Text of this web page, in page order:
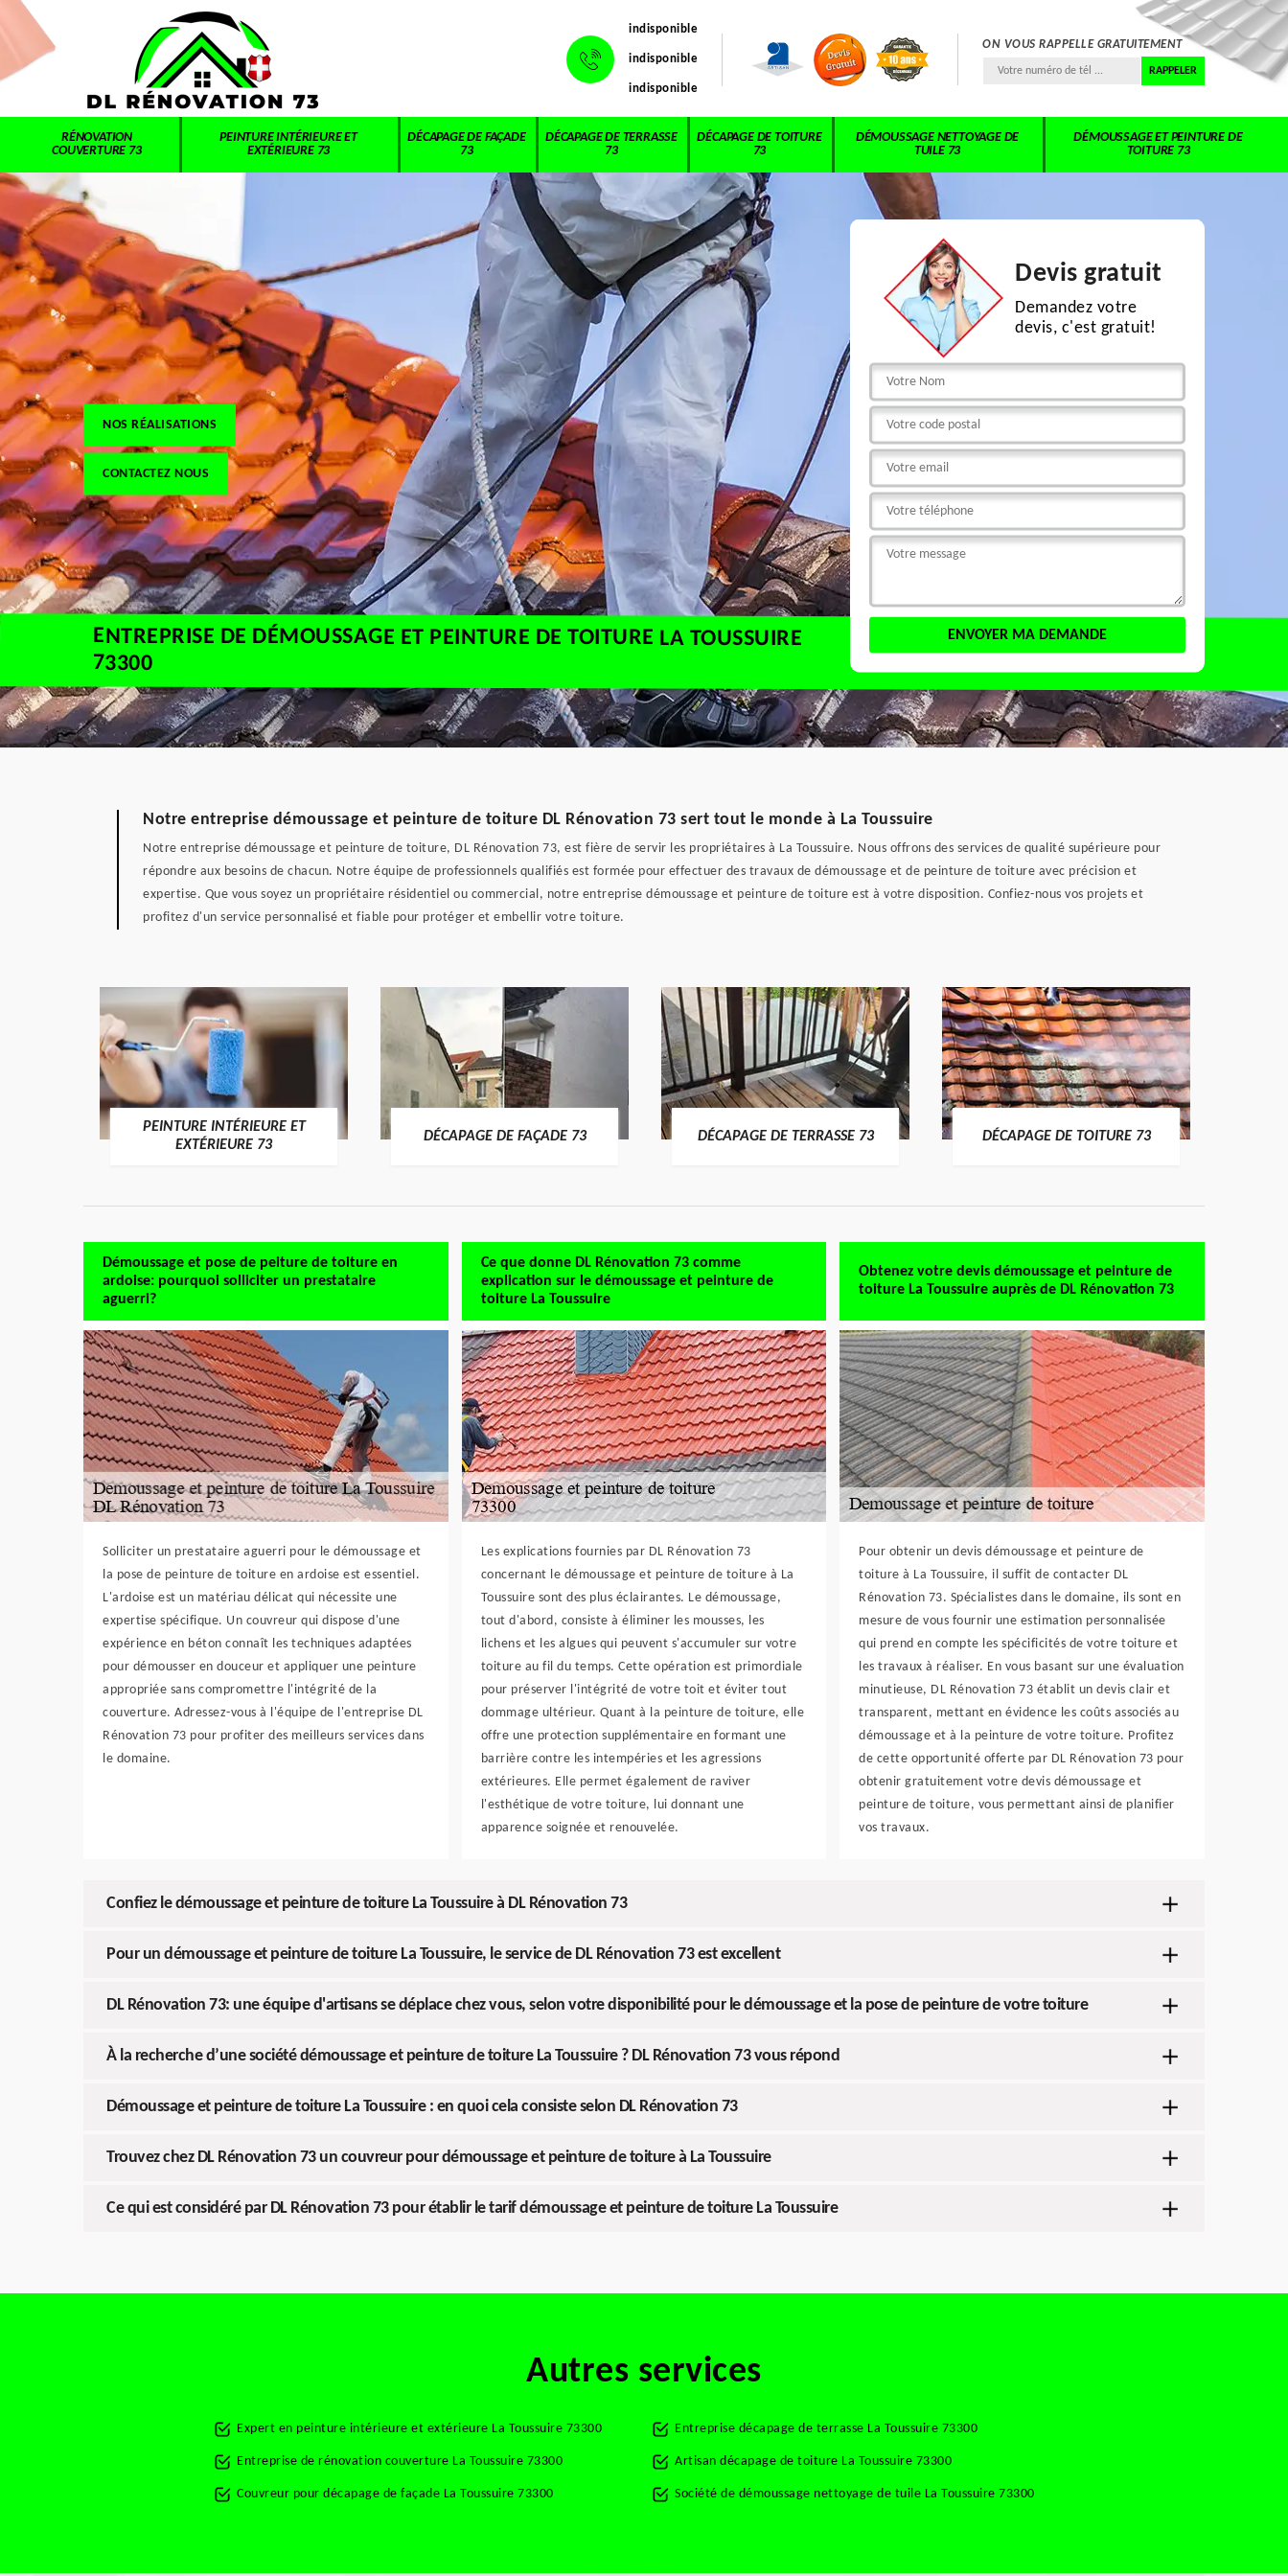
indisponible
indisponible
indisponible
ON VOUS RAPPELLE GRATUITEMENT
RÉNOVATION
COUVERTURE 73
PEINTURE INTÉRIEURE ET
EXTÉRIEURE 73
DÉCAPAGE DE FAÇADE
73
DÉCAPAGE DE TERRASSE
73
DÉCAPAGE DE TOITURE
73
DÉMOUSSAGE NETTOYAGE DE
TUILE 73
DÉMOUSSAGE ET PEINTURE DE
TOITURE 73
NOS RÉALISATIONS
CONTACTEZ NOUS
Devis gratuit
Demandez votre
devis, c'est gratuit!
ENTREPRISE DE DÉMOUSSAGE ET PEINTURE DE TOITURE LA TOUSSUIRE
73300
Notre entreprise démoussage et peinture de toiture DL Rénovation 73 sert tout le monde à La Toussuire
Notre entreprise démoussage et peinture de toiture, DL Rénovation 73, est fière de servir les propriétaires à La Toussuire. Nous offrons des services de qualité supérieure pour
répondre aux besoins de chacun. Notre équipe de professionnels qualifiés est formée pour effectuer des travaux de démoussage et de peinture de toiture avec précision et
expertise. Que vous soyez un propriétaire résidentiel ou commercial, notre entreprise démoussage et peinture de toiture est à votre disposition. Confiez-nous vos projets et
profitez d'un service personnalisé et fiable pour protéger et embellir votre toiture.
PEINTURE INTÉRIEURE ET
EXTÉRIEURE 73
DÉCAPAGE DE FAÇADE 73 DÉCAPAGE DE TERRASSE 73 DÉCAPAGE DE TOITURE 73
Démoussage et pose de peiture de toiture en
ardoise: pourquoi solliciter un prestataire
aguerri?
Solliciter un prestataire aguerri pour le démoussage et
la pose de peinture de toiture en ardoise est essentiel.
L'ardoise est un matériau délicat qui nécessite une
expertise spécifique. Un couvreur qui dispose d'une
expérience en béton connaît les techniques adaptées
pour démousser en douceur et appliquer une peinture
appropriée sans compromettre l'intégrité de la
couverture. Adressez-vous à l'équipe de l'entreprise DL
Rénovation 73 pour profiter des meilleurs services dans
le domaine.
Ce que donne DL Rénovation 73 comme
explication sur le démoussage et peinture de
toiture La Toussuire
Les explications fournies par DL Rénovation 73
concernant le démoussage et peinture de toiture à La
Toussuire sont des plus éclairantes. Le démoussage,
tout d'abord, consiste à éliminer les mousses, les
lichens et les algues qui peuvent s'accumuler sur votre
toiture au fil du temps. Cette opération est primordiale
pour préserver l'intégrité de votre toit et éviter tout
dommage ultérieur. Quant à la peinture de toiture, elle
offre une protection supplémentaire en formant une
barrière contre les intempéries et les agressions
extérieures. Elle permet également de raviver
l'esthétique de votre toiture, lui donnant une
apparence soignée et renouvelée.
Obtenez votre devis démoussage et peinture de
toiture La Toussuire auprès de DL Rénovation 73
Pour obtenir un devis démoussage et peinture de
toiture à La Toussuire, il suffit de contacter DL
Rénovation 73. Spécialistes dans le domaine, ils sont en
mesure de vous fournir une estimation personnalisée
qui prend en compte les spécificités de votre toiture et
les travaux à réaliser. En vous basant sur une évaluation
minutieuse, DL Rénovation 73 établit un devis clair et
transparent, mettant en évidence les coûts associés au
démoussage et à la peinture de votre toiture. Profitez
de cette opportunité offerte par DL Rénovation 73 pour
obtenir gratuitement votre devis démoussage et
peinture de toiture, vous permettant ainsi de planifier
vos travaux.
Confiez le démoussage et peinture de toiture La Toussuire à DL Rénovation 73
Pour un démoussage et peinture de toiture La Toussuire, le service de DL Rénovation 73 est excellent
DL Rénovation 73: une équipe d'artisans se déplace chez vous, selon votre disponibilité pour le démoussage et la pose de peinture de votre toiture
À la recherche d’une société démoussage et peinture de toiture La Toussuire ? DL Rénovation 73 vous répond
Démoussage et peinture de toiture La Toussuire : en quoi cela consiste selon DL Rénovation 73
Trouvez chez DL Rénovation 73 un couvreur pour démoussage et peinture de toiture à La Toussuire
Ce qui est considéré par DL Rénovation 73 pour établir le tarif démoussage et peinture de toiture La Toussuire
Autres services
Expert en peinture intérieure et extérieure La Toussuire 73300
Entreprise de rénovation couverture La Toussuire 73300
Couvreur pour décapage de façade La Toussuire 73300
Entreprise décapage de terrasse La Toussuire 73300
Artisan décapage de toiture La Toussuire 73300
Société de démoussage nettoyage de tuile La Toussuire 73300